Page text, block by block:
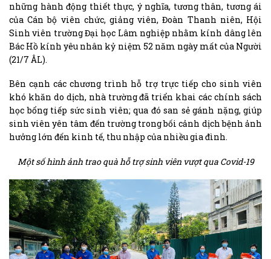
những hành động thiết thực, ý nghĩa, tương thân, tương ái
của Cán bộ viên chức, giảng viên, Đoàn Thanh niên, Hội
Sinh viên trường Đại học Lâm nghiệp nhằm kính dâng lên
Bác Hồ kính yêu nhân kỷ niệm 52 năm ngày mất của Người
(21/7 ÂL).
Bên cạnh các chương trình hỗ trợ trực tiếp cho sinh viên
khó khăn do dịch, nhà trường đã triển khai các chính sách
học bổng tiếp sức sinh viên; qua đó san sẻ gánh nặng, giúp
sinh viên yên tâm đến trường trong bối cảnh dịch bệnh ảnh
hưởng lớn đến kinh tế, thu nhập của nhiều gia đình.
Một số hình ảnh trao quà hỗ trợ sinh viên vượt qua Covid-19